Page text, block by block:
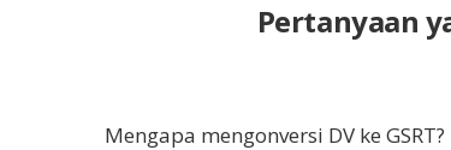
Pertanyaan
Mengapa mengonversi DV ke GSRT?